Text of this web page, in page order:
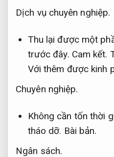
Dịch vụ chuyên nghiệp.
Thu lại được một
trước đây. Cam kết.
Với thêm được kinh
Chuyên nghiệp.
Không cần tốn thời
tháo dỡ. Bài bản.
Ngân sách.